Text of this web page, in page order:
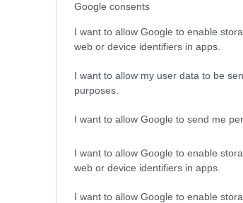
Google consents
I want to allow Google to enable
web or device identifiers in apps.
I want to allow my user data to be
purposes.
I want to allow Google to send me
I want to allow Google to enable
web or device identifiers in apps.
I want to allow Google to enable